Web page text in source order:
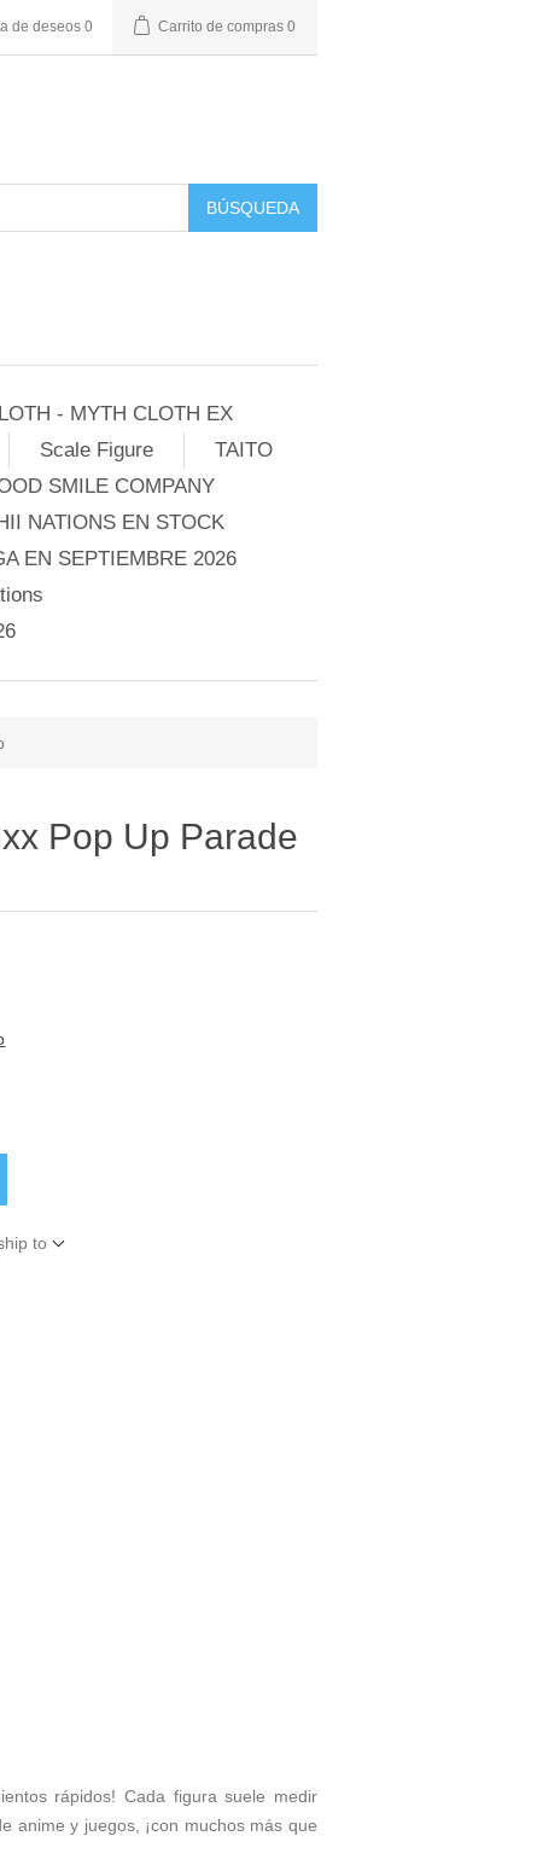
de deseos 0 Carrito de compras 0
BÚSQUEDA
- MYTH CLOTH EX
Scale Figure
TAITO
SMILE COMPANY
NATIONS EN STOCK
EN SEPTIEMBRE 2026
Pop Up Parade
to
rápidos! Cada figura suele medir
anime y juegos, ¡con muchos más que